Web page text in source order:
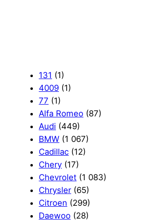
131 (1)
4009 (1)
77 (1)
Alfa Romeo (87)
Audi (449)
BMW (1 067)
Cadillac (12)
Chery (17)
Chevrolet (1 083)
Chrysler (65)
Citroen (299)
Daewoo (28)